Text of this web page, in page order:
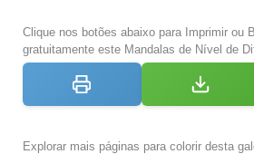
Clique nos botões abaixo para Imprimir ou
gratuitamente este Mandalas de Nível de
Explorar mais páginas para colorir desta